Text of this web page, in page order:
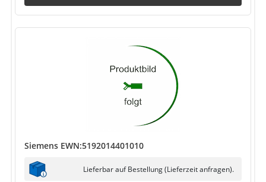
Siemens EWN:5192014401010
Lieferbar auf Bestellung (Lieferzeit anfragen).